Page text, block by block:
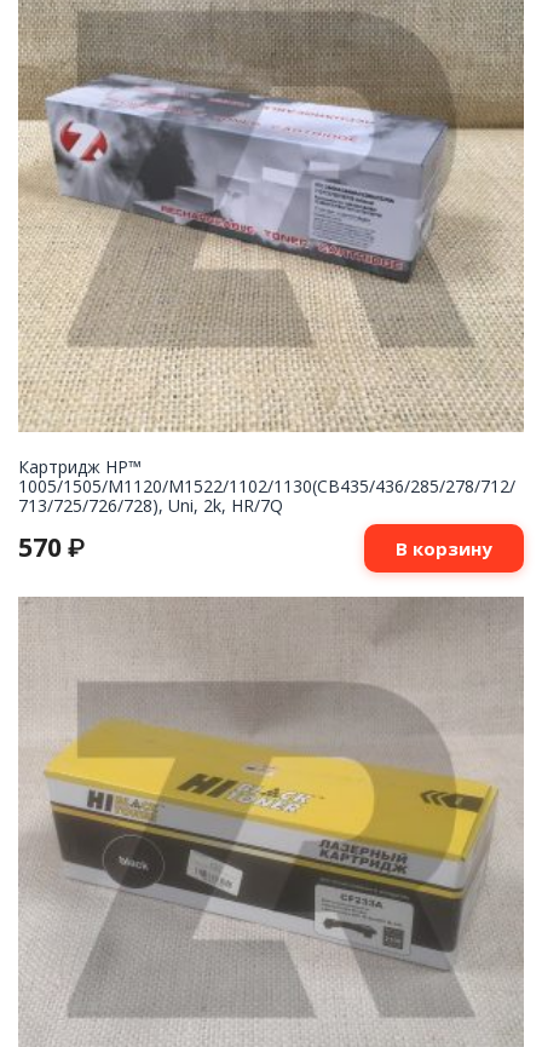
Картридж НР™
1005/1505/M1120/M1522/1102/1130(CB435/436/285/278/712/
713/725/726/728), Uni, 2k, HR/7Q
570 ₽ В корзину